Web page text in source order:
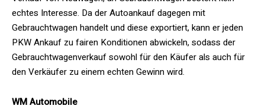
echtes Interesse. Da der Autoankauf dagegen mit
Gebrauchtwagen handelt und diese exportiert, kann er jeden
PKW Ankauf zu fairen Konditionen abwickeln, sodass der
Gebrauchtwagenverkauf sowohl für den Käufer als auch für
den Verkäufer zu einem echten Gewinn wird.
WM Automobile